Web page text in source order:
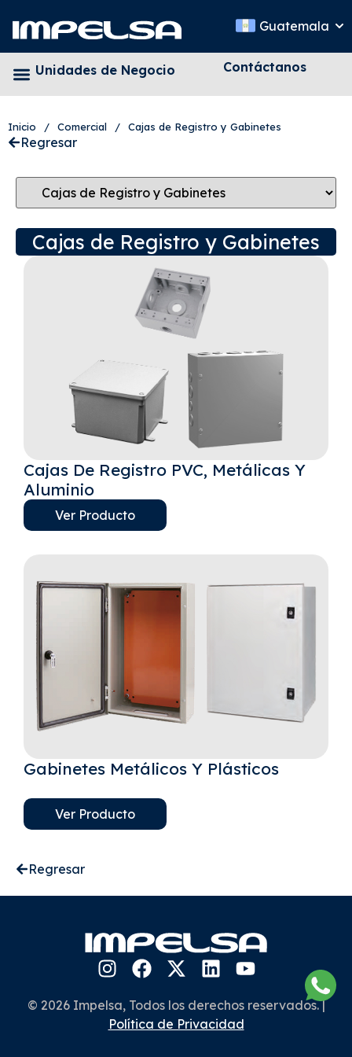
Guatemala
Unidades de Negocio Contáctanos
Inicio / Comercial / Cajas de Registro y Gabinetes
Regresar
Cajas de Registro y Gabinetes
Cajas De Registro PVC, Metálicas Y
Aluminio
Ver Producto
Gabinetes Metálicos Y Plásticos
Ver Producto
Regresar
© 2026 Impelsa, Todos los derechos reservados. |
Política de Privacidad